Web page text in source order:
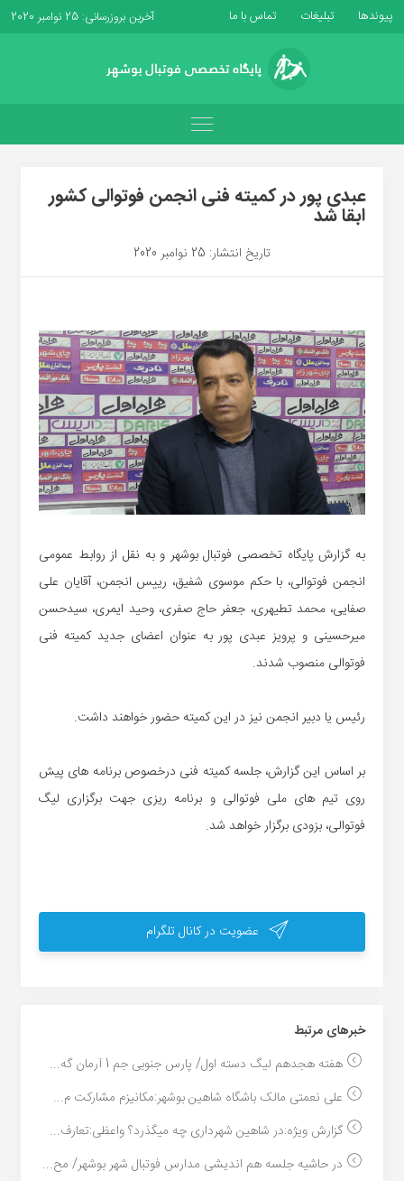
پیوندها تبلیغات تماس با ما آخرین بروزرسانی: 25 نوامبر 2020
عبدی پور در کمیته فنی انجمن فوتوالی كشور
ابقا شد
تاریخ انتشار: 25 نوامبر 2020
به گزارش پایگاه تخصصی فوتبال بوشهر و به نقل از روابط عمومی
انجمن فوتوالی، با حکم موسوی شفیق، رییس انجمن، آقایان علی
صفایی، محمد تطیهری، جعفر حاج صفری، وحید ایمری، سیدحسن
میرحسینی و پرویز عبدی پور به عنوان اعضای جدید کمیته فنی
فوتوالی منصوب شدند.
رئیس یا دبیر انجمن نیز در این کمیته حضور خواهند داشت.
بر اساس این گزارش، جلسه کمیته فنی درخصوص برنامه های پیش
روی تیم های ملی فوتوالی و برنامه ریزی جهت برگزاری لیگ
فوتوالی، بزودی برگزار خواهد شد.
عضویت در کانال تلگرام
خبر‌های مرتبط
هفته هجدهم لیگ دسته اول/ پارس جنوبی جم 1 آرمان گه...
علی نعمتی مالک باشگاه شاهین بوشهر:مکانیزم مشارکت م...
گزارش ویژه:در شاهین شهرداری چه میگذرد؟ واعظی:تعارف...
در حاشیه جلسه هم اندیشی مدارس فوتبال شهر بوشهر/ مح...